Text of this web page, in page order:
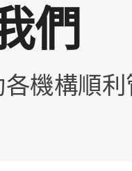
們
機構​順